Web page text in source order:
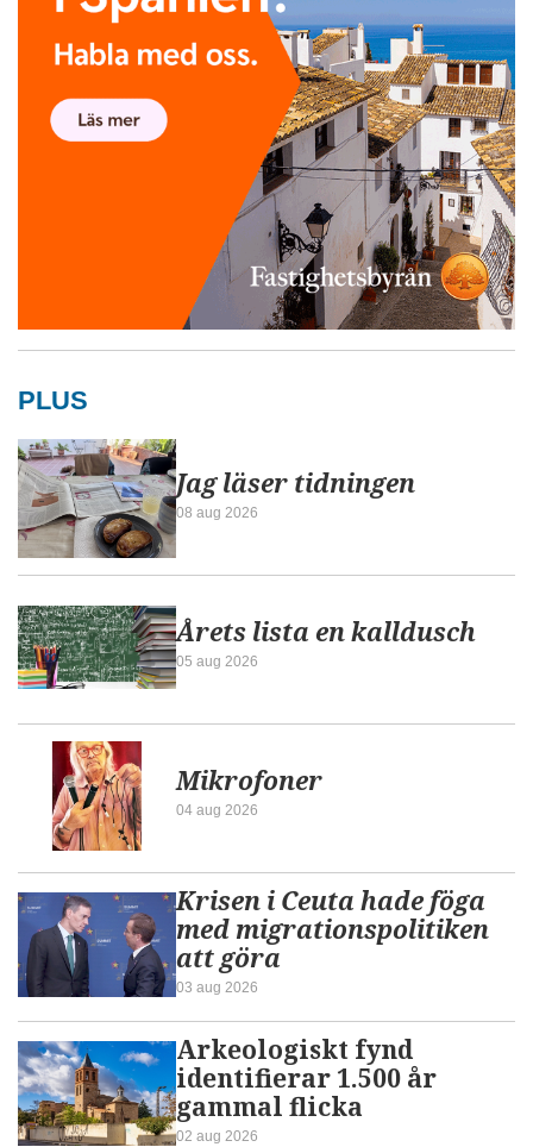
PLUS
Jag läser tidningen
08 aug 2026
Årets lista en kalldusch
05 aug 2026
Mikrofoner
04 aug 2026
Krisen i Ceuta hade föga
med migrationspolitiken
att göra
03 aug 2026
Arkeologiskt fynd
identifierar 1.500 år
gammal flicka
02 aug 2026